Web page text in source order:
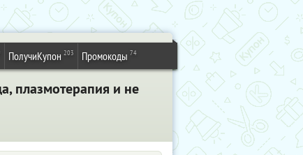
ПолучиКупон 203 Промокоды 74
плазмотерапия и не